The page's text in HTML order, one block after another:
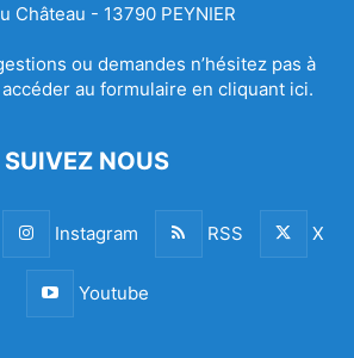
Château - 13790 PEYNIER
ou demandes n’hésitez pas à
accéder au formulaire en cliquant ici.
SUIVEZ NOUS
Instagram RSS X
Youtube